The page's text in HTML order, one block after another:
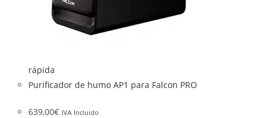
rápida
Purificador de humo AP1 para Falcon PRO
639,00€ IVA Incluido